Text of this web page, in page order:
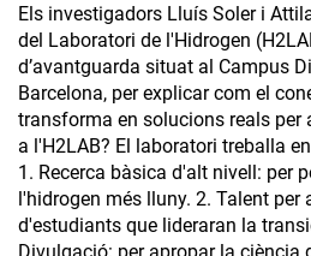
Els investigadors Lluís Soler i
del Laboratori de l'Hidrogen
d’avantguarda situat al Campus
Barcelona, per explicar com el
transforma en solucions reals per
a l'H2LAB? El laboratori treballa
1. Recerca bàsica d'alt nivell: per
l'hidrogen més lluny. 2. Talent
d'estudiants que lideraran la
Divulgació: per apropar la ciència